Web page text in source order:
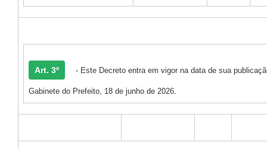
Art. 3º - Este Decreto entra em vigor na data de sua
Gabinete do Prefeito, 18 de junho de 2026.